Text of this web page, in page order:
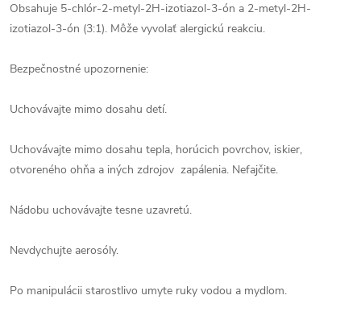
Obsahuje 5-chlór-2-metyl-2H-izotiazol-3-ón a 2-metyl-2H-
izotiazol-3-ón (3:1). Môže vyvolať alergickú reakciu.
Bezpečnostné upozornenie:
Uchovávajte mimo dosahu detí.
Uchovávajte mimo dosahu tepla, horúcich povrchov, iskier,
otvoreného ohňa a iných zdrojov zapálenia. Nefajčite.
Nádobu uchovávajte tesne uzavretú.
Nevdychujte aerosóly.
Po manipulácii starostlivo umyte ruky vodou a mydlom.